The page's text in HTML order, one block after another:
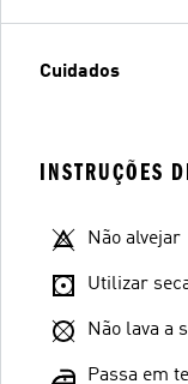
Cuidados
INSTRUÇÕES
Não alvejar
Utilizar
Não lava a
Passa em